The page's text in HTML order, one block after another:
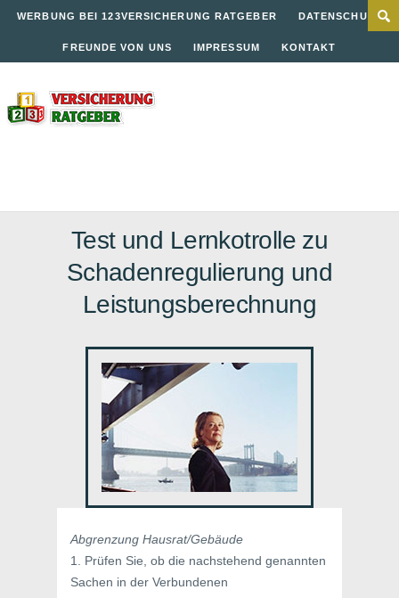
WERBUNG BEI 123VERSICHERUNG RATGEBER DATENSCHUTZ
FREUNDE VON UNS IMPRESSUM KONTAKT
Test und Lernkotrolle zu
Schadenregulierung und
Leistungsberechnung
Abgrenzung Hausrat/Gebäude
1. Prüfen Sie, ob die nachstehend genannten
Sachen in der Verbundenen